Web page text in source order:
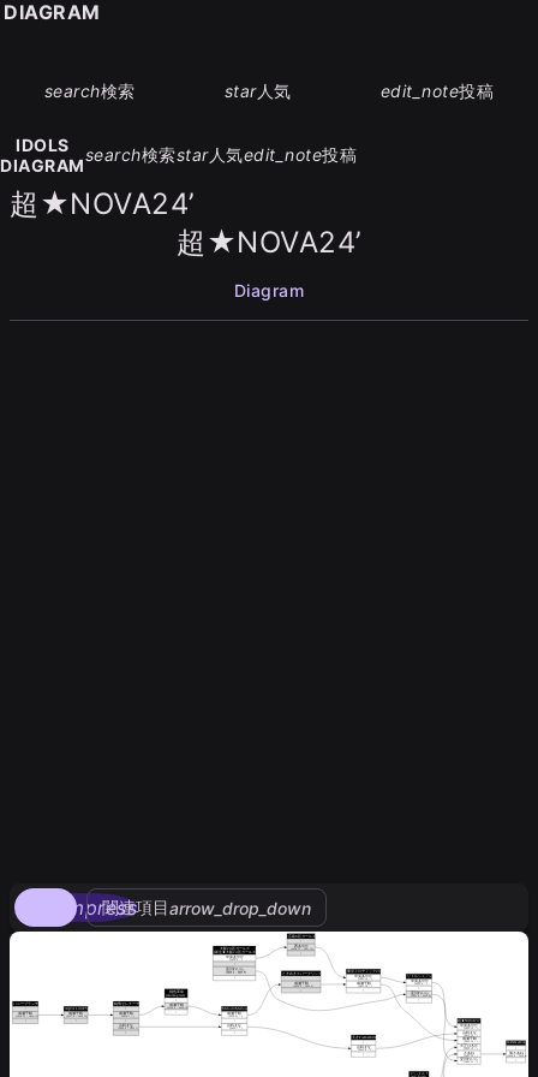
search検索 star人気 edit_note投稿
IDOLS
DIAGRAM
search検索star人気edit_note投稿
超★NOVA24’
超★NOVA24’
Diagram
compress
関連項目arrow_drop_down